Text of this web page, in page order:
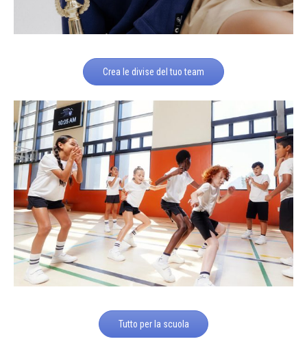
Crea le divise del tuo team
Tutto per la scuola